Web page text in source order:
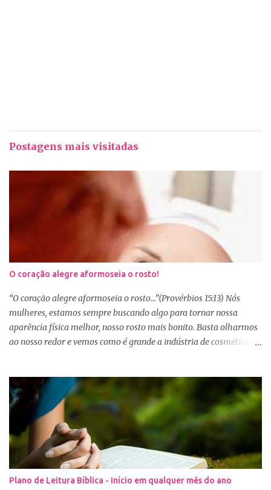
Postagens mais visitadas
O coração alegre aformoseia o rosto!
“O coração alegre aformoseia o rosto...”(Provérbios 15:13) Nós
mulheres, estamos sempre buscando algo para tornar nossa
aparência física melhor, nosso rosto mais bonito. Basta olharmos
ao nosso redor e vemos como é grande a indústria de cosméticos e
se maquiar e testam produtos. Não é errado gostar de se cuidar e
buscar conhecimento de como ficar mais bonita e atraente. Eu
também gosto de maquiagem e dicas de beleza, no entanto,
precisamos cuidar primeiramente da nossa beleza interior. A
verdade é que, muitas de nós buscamos de forma desenfreada
ficarmos mais bonitas por fora tentando nos afirmar, e mostrar
que temos algum valor, porque nossos corações estão cheios de
amargura e traumas causados por situações que vivenciamos. O
Plano de Leitura Bíblica - Início em qualquer mês do ano